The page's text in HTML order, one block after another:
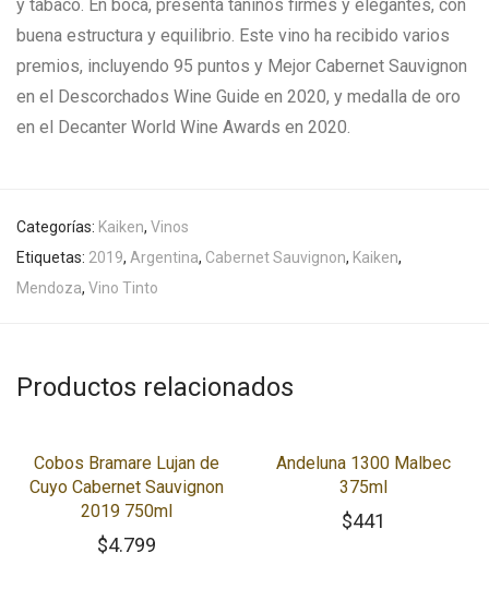
y tabaco. En boca, presenta taninos firmes y elegantes, con
buena estructura y equilibrio. Este vino ha recibido varios
premios, incluyendo 95 puntos y Mejor Cabernet Sauvignon
en el Descorchados Wine Guide en 2020, y medalla de oro
en el Decanter World Wine Awards en 2020.
Categorías: Kaiken, Vinos
Etiquetas: 2019, Argentina, Cabernet Sauvignon, Kaiken,
Mendoza, Vino Tinto
Productos relacionados
Cobos Bramare Lujan de
Cuyo Cabernet Sauvignon
2019 750ml
$4.799
Andeluna 1300 Malbec
375ml
$441